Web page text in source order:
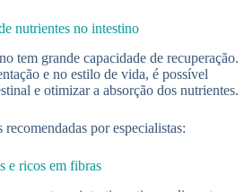
nutrientes no intestino
tem grande capacidade de recuperação.
e no estilo de vida, é possível
e otimizar a absorção dos nutrientes.
por especialistas:
e ricos em fibras